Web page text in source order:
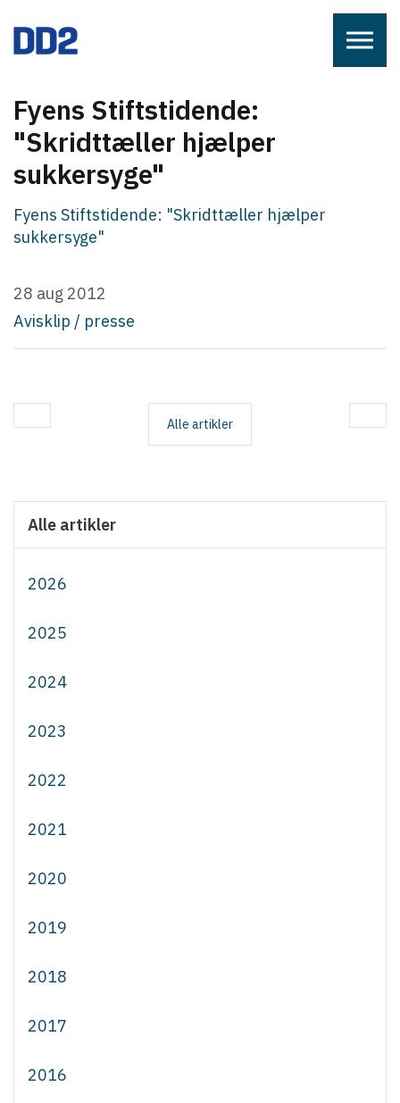
Fyens Stiftstidende:
"Skridttæller hjælper
sukkersyge"
Fyens Stiftstidende: "Skridttæller hjælper
sukkersyge"
28 aug 2012
Avisklip / presse
Alle artikler
Alle artikler
2026
2025
2024
2023
2022
2021
2020
2019
2018
2017
2016